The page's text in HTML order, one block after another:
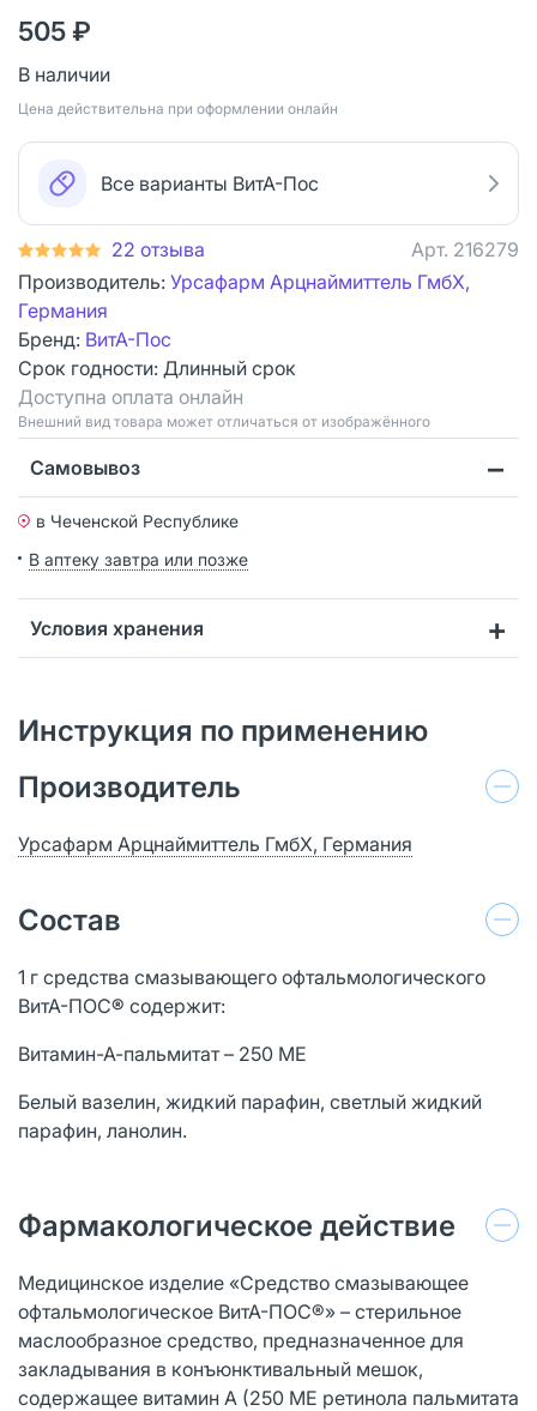
505 ₽
В наличии
Цена действительна при оформлении онлайн
Все варианты ВитА-Пос
22 отзыва Арт. 216279
Производитель: Урсафарм Арцнаймиттель ГмбХ,
Германия
Бренд: ВитА-Пос
Срок годности: Длинный срок
Доступна оплата онлайн
Bнешний вид товара может отличаться от изображённого
Самовывоз
в Чеченской Республике
В аптеку завтра или позже
Условия хранения
Инструкция по применению
Производитель
Урсафарм Арцнаймиттель ГмбХ, Германия
Состав
1 г средства смазывающего офтальмологического
ВитА-ПОС® содержит:
Витамин-А-пальмитат – 250 МЕ
Белый вазелин, жидкий парафин, cветлый жидкий
парафин, ланолин.
Фармакологическое действие
Медицинское изделие «Средство смазывающее
офтальмологическое ВитА-ПОС®» – стерильное
маслообразное средство, предназначенное для
закладывания в конъюнктивальный мешок,
содержащее витамин А (250 МЕ ретинола пальмитата